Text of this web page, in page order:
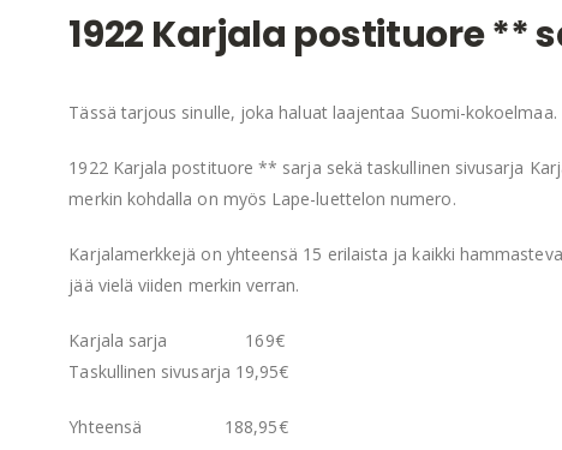
1922 Karjala postituore **
Tässä tarjous sinulle, joka haluat laajentaa Suomi-kokoelmaa.
1922 Karjala postituore ** sarja sekä taskullinen sivusarja
merkin kohdalla on myös Lape-luettelon numero.
Karjalamerkkejä on yhteensä 15 erilaista ja kaikki
jää vielä viiden merkin verran.
Karjala sarja 169€
Taskullinen sivusarja 19,95€
Yhteensä 188,95€